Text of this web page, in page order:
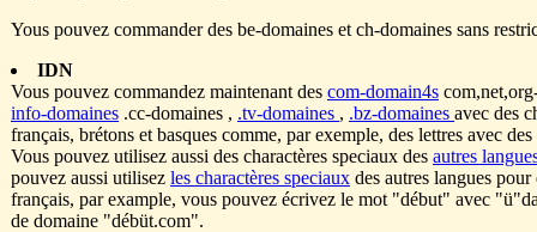
Yous pouvez commander des be-domaines et ch-domaines sans
IDN
Vous pouvez commandez maintenant des com-domain4s
info-domaines .cc-domaines , .tv-domaines , .bz-domaines avec des
français, brétons et basques comme, par exemple, des lettres avec des
Vous pouvez utilisez aussi des charactères speciaux des autres
pouvez aussi utilisez les charactères speciaux des autres langues pour
français, par example, vous pouvez écrivez le mot "début" avec
de domaine "débüt.com".